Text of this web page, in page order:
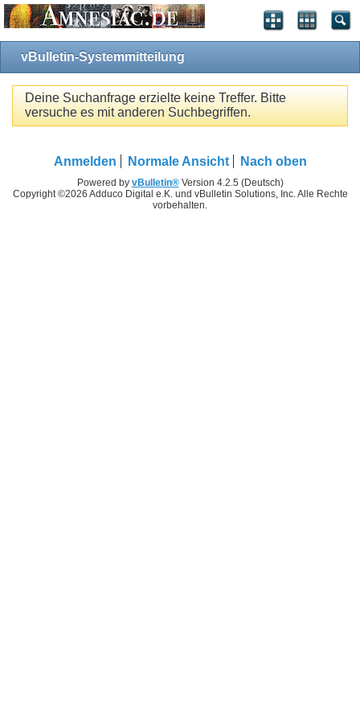
vBulletin-Systemmitteilung
Deine Suchanfrage erzielte keine Treffer. Bitte
versuche es mit anderen Suchbegriffen.
Anmelden Normale Ansicht Nach oben
Powered by vBulletin®Version 4.2.5 (Deutsch)
Copyright ©2026 Adduco Digital e.K. und vBulletin Solutions, Inc. Alle Rechte
vorbehalten.